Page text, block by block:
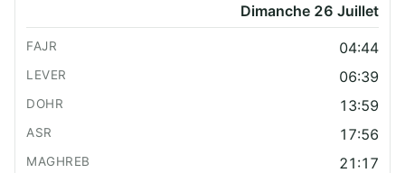
Dimanche 26 Juillet
04:44
06:39
13:59
17:56
21:17